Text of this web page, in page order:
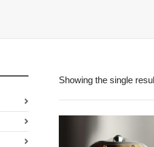
Showing the single